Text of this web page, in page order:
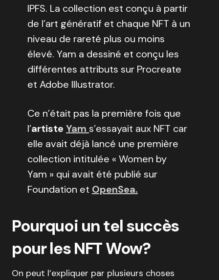
IPFS. La collection est conçu à partir
de l’art génératif et chaque NFT à un
niveau de rareté plus ou moins
élevé. Yam a dessiné et conçu les
différentes attributs sur Procreate
et Adobe Illustrator.
Ce n’était pas la première fois que
l’artiste Yam s’essayait aux NFT car
elle avait déjà lancé une première
collection intitulée « Women by
Yam » qui avait été publié sur
Foundation et OpenSea.
Pourquoi un tel succès
pour les NFT Wow?
On peut l’expliquer par plusieurs choses